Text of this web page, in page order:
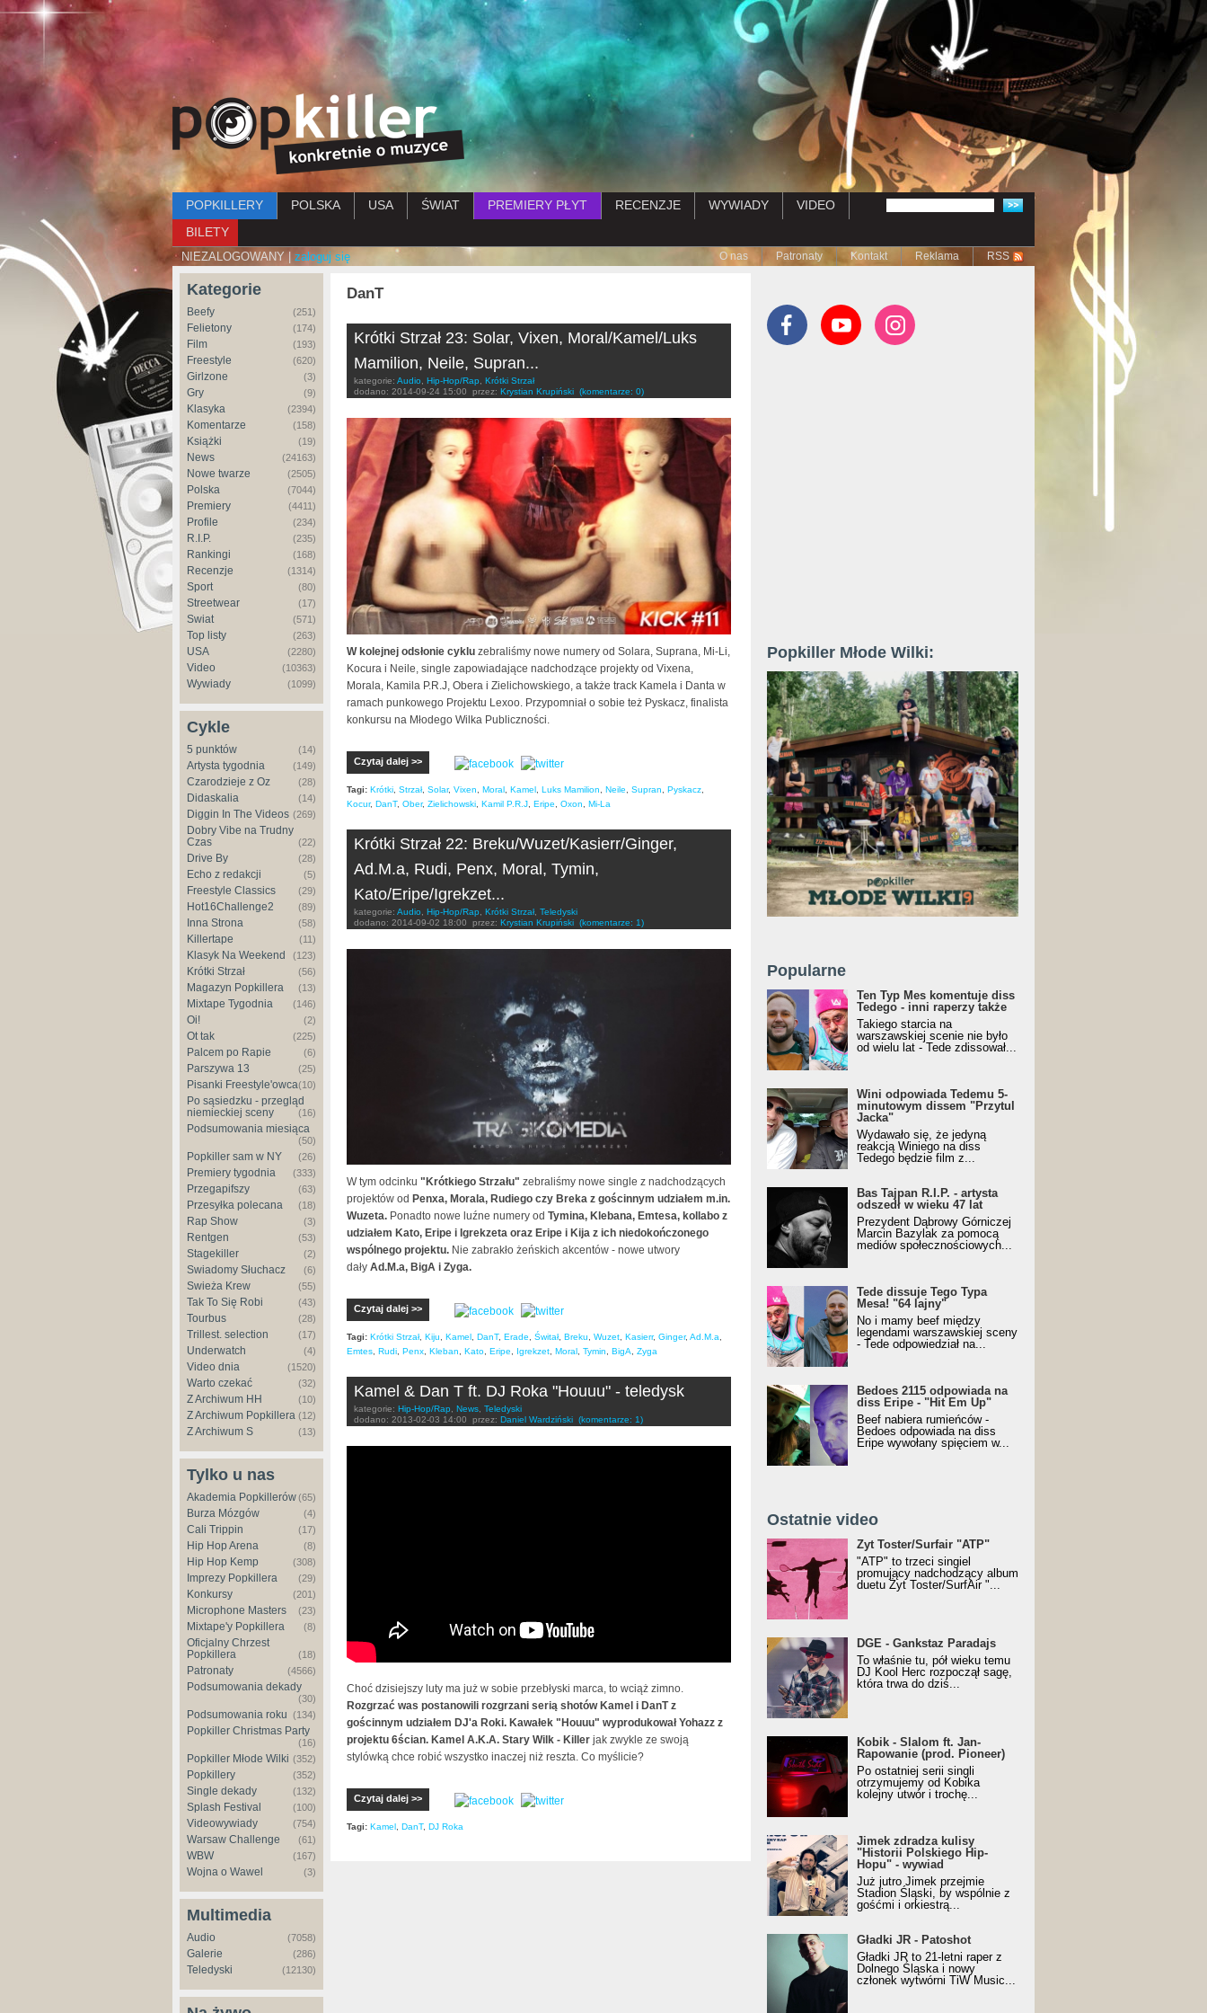
Przejdź do treści
Menu główne
POPKILLERY POLSKA USA ŚWIAT PREMIERY PŁYT RECENZJE WYWIADY
VIDEO
BILETY
NIEZALOGOWANY | zaloguj się Submenu
O nas Patronaty Kontakt Reklama RSS
Kategorie
Beefy (251)
Felietony (174)
Film (193)
Freestyle (620)
Girlzone (3)
Gry (9)
Klasyka (2394)
Komentarze (158)
Książki (19)
News (24163)
Nowe twarze (2505)
Polska (7044)
Premiery (4411)
Profile (234)
R.I.P. (235)
Rankingi (168)
Recenzje (1314)
Sport (80)
Streetwear (17)
Świat (571)
Top listy (263)
USA (2280)
Video (10363)
Wywiady (1099)
Cykle
5 punktów (14)
Artysta tygodnia (149)
Czarodzieje z Oz (28)
Didaskalia (14)
Diggin In The Videos (269)
Dobry Vibe na Trudny
Czas
(22)
Drive By (28)
Echo z redakcji (5)
Freestyle Classics (29)
Hot16Challenge2 (89)
Inna Strona (58)
Killertape (11)
Klasyk Na Weekend (123)
Krótki Strzał (56)
Magazyn Popkillera (13)
Mixtape Tygodnia (146)
Oi! (2)
Ot tak (225)
Palcem po Rapie (6)
Parszywa 13 (25)
Pisanki Freestyle'owca(10)
Po sąsiedzku - przegląd
niemieckiej sceny
(16)
Podsumowania miesiąca
(50)
Popkiller sam w NY (26)
Premiery tygodnia (333)
Przegapifszy (63)
Przesyłka polecana (18)
Rap Show (3)
Rentgen (53)
Stagekiller (2)
Świadomy Słuchacz (6)
Świeża Krew (55)
Tak To Się Robi (43)
Tourbus (28)
Trillest. selection (17)
Underwatch (4)
Video dnia (1520)
Warto czekać (32)
Z Archiwum HH (10)
Z Archiwum Popkillera (12)
Z Archiwum S (13)
Tylko u nas
Akademia Popkillerów(65)
Burza Mózgów (4)
Cali Trippin (17)
Hip Hop Arena (8)
Hip Hop Kemp (308)
Imprezy Popkillera (29)
Konkursy (201)
Microphone Masters (23)
Mixtape'y Popkillera (8)
Oficjalny Chrzest
Popkillera
(18)
Patronaty (4566)
Podsumowania dekady
(30)
Podsumowania roku (134)
Popkiller Christmas Party
(16)
Popkiller Młode Wilki (352)
Popkillery (352)
Single dekady (132)
Splash Festival (100)
Videowywiady (754)
Warsaw Challenge (61)
WBW (167)
Wojna o Wawel (3)
Multimedia
Audio (7058)
Galerie (286)
Teledyski (12130)
DanT
Krótki Strzał 23: Solar, Vixen, Moral/Kamel/Luks
Mamilion, Neile, Supran...
kategorie: Audio Hip-Hop/Rap
Krótki Strzał
dodano: 2014-09-24 15:00 przez: Krystian Krupiński (komentarze: 0)
W kolejnej odsłonie cyklu zebraliśmy nowe numery od Solara, Suprana, Mi-Li,
Kocura i Neile, single zapowiadające nadchodzące projekty od Vixena,
Morala, Kamila P.R.J, Obera i Zielichowskiego, a także track Kamela i Danta w
ramach punkowego Projektu Lexoo. Przypomniał o sobie też Pyskacz, finalista
konkursu na Młodego Wilka Publiczności.
Czytaj dalej >>
Tagi: Krótki Strzał, Solar, Vixen Moral Kamel Luks Mamilion Neile Supran Pyskacz
Kocur, DanT, Ober, Zielichowski Kamil P.R.J Eripe Oxon Mi-La
Krótki Strzał 22: Breku/Wuzet/Kasierr/Ginger,
Ad.M.a, Rudi, Penx, Moral, Tymin,
Kato/Eripe/Igrekzet...
kategorie: Audio Hip-Hop/Rap Krótki Strzał, Teledyski
dodano: 2014-09-02 18:00 przez: Krystian Krupiński (komentarze: 1)
W tym odcinku "Krótkiego Strzału" zebraliśmy nowe single z nadchodzących
projektów od Penxa, Morala, Rudiego czy Breka z gościnnym udziałem m.in.
Wuzeta. Ponadto nowe luźne numery od Tymina, Klebana, Emtesa, kollabo z
udziałem Kato, Eripe i Igrekzeta oraz Eripe i Kija z ich niedokończonego
wspólnego projektu. Nie zabrakło żeńskich akcentów - nowe utwory
dały Ad.M.a, BigA i Zyga.
Czytaj dalej >>
Tagi: Krótki Strzał, Kiju, Kamel , DanT, Erade, Świtał, Breku, Wuzet, Kasierr, Ginger, Ad.M.a,
Emtes, Rudi, Penx, Kleban, Kato, Eripe, Igrekzet, Moral , Tymin, BigA, Zyga
Kamel & Dan T ft. DJ Roka "Houuu" - teledysk
kategorie: Hip-Hop/Rap, News, Teledyski
dodano: 2013-02-03 14:00 przez: Daniel Wardziński (komentarze: 1)
Choć dzisiejszy luty ma już w sobie przebłyski marca, to wciąż zimno.
Rozgrzać was postanowili rozgrzani serią shotów Kamel i DanT z
gościnnym udziałem DJ'a Roki. Kawałek "Houuu" wyprodukował Yohazz z
projektu 6ścian. Kamel A.K.A. Stary Wilk - Killer jak zwykle ze swoją
stylówką chce robić wszystko inaczej niż reszta. Co myślicie?
Czytaj dalej >>
Tagi: Kamel DanT, DJ Roka
Popkiller Młode Wilki:
Popularne
Ten Typ Mes komentuje diss
Tedego - inni raperzy także
Takiego starcia na
warszawskiej scenie nie było
od wielu lat - Tede zdissował...
Wini odpowiada Tedemu 5-
minutowym dissem "Przytul
Jacka"
Wydawało się, że jedyną
reakcją Winiego na diss
Tedego będzie film z...
Bas Tajpan R.I.P. - artysta
odszedł w wieku 47 lat
Prezydent Dąbrowy Górniczej
Marcin Bazylak za pomocą
mediów społecznościowych...
Tede dissuje Tego Typa
Mesa! "64 lajny"
No i mamy beef między
legendami warszawskiej sceny
- Tede odpowiedział na...
Bedoes 2115 odpowiada na
diss Eripe - "Hit Em Up"
Beef nabiera rumieńców -
Bedoes odpowiada na diss
Eripe wywołany spięciem w...
Ostatnie video
Żyt Toster/SurfAir - ATP VIDEO
Żyt Toster/Surfair "ATP"
"ATP" to trzeci singiel
promujący nadchodzący album
duetu Żyt Toster/SurfAir "...
donGURALesko z nagrodą za
Klasyczny/Trueschoolowy
Album Roku (Popkillery 2023)
DGE - Gankstaz Paradajs
To właśnie tu, pół wieku temu
DJ Kool Herc rozpoczął sagę,
która trwa do dziś...
Kobik - Slalom ft. Jan-
Rapowanie (prod. Pioneer)
[Official Music Visualiser]
Kobik - Slalom ft. Jan-
Rapowanie (prod. Pioneer)
Po ostatniej serii singli
otrzymujemy od Kobika
kolejny utwór i trochę...
Jimek zdradza kulisy "Historii
Polskiego Hip-Hopu" - wywiad
Jimek zdradza kulisy
"Historii Polskiego Hip-
Hopu" - wywiad
Już jutro Jimek przejmie
Stadion Śląski, by wspólnie z
gośćmi i orkiestrą...
Gładki JR - Patoshot
Gładki JR - Patoshot
Gładki JR to 21-letni raper z
Dolnego Śląska i nowy
członek wytwórni TiW Music...